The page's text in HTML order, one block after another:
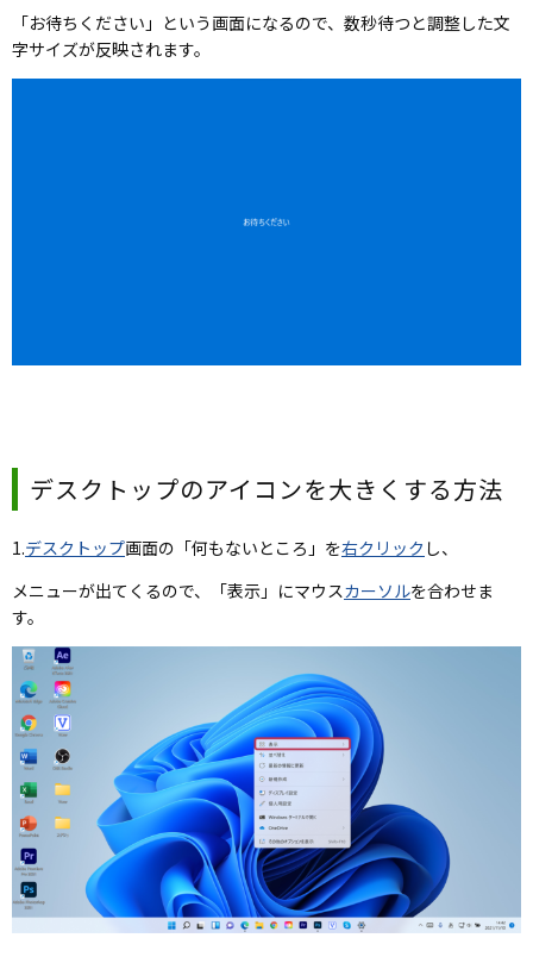
「お待ちください」という画面になるので、数秒待つと調整した文
字サイズが反映されます。
デスクトップのアイコンを大きくする方法
1.デスクトップ画面の「何もないところ」を右クリック し、
メニューが出てくるので、「表示」にマウスカーソルを合わせま
す。